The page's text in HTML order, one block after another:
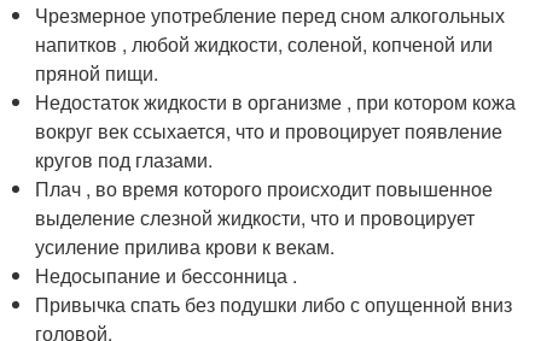
Чрезмерное употребление перед сном алкогольных
напитков , любой жидкости, соленой, копченой или
пряной пищи.
Недостаток жидкости в организме , при котором кожа
вокруг век ссыхается, что и провоцирует появление
кругов под глазами.
Плач , во время которого происходит повышенное
выделение слезной жидкости, что и провоцирует
усиление прилива крови к векам.
Недосыпание и бессонница .
Привычка спать без подушки либо с опущенной вниз
головой.